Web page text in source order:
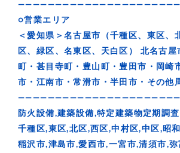
○営業エリア
＜愛知県＞名古屋市（千種区、東区
区、緑区、名東区、天白区） 北名古
町・甚目寺町・豊山町・豊田市・岡
市・江南市・常滑市・半田市・その他
防火設備,建築設備,特定建築物定期調
千種区,東区,北区,西区,中村区,中区,昭
稲沢市,津島市,愛西市,一宮市,清須市,